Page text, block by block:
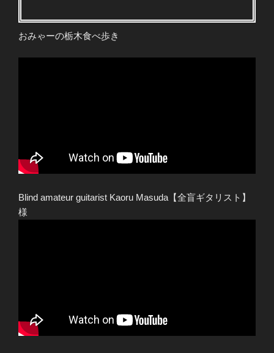
おみゃーの栃木食べ歩き
Blind amateur guitarist Kaoru Masuda【全盲ギタリスト】
様